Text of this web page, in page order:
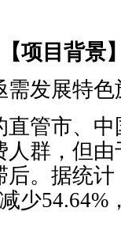
【项目背景
需发展特
管市、
群，但
。据统
少